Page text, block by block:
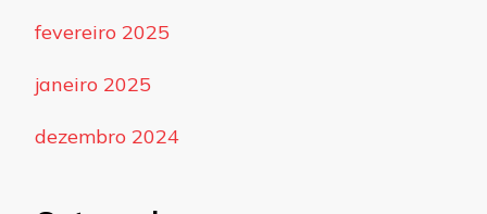
fevereiro 2025
janeiro 2025
dezembro 2024